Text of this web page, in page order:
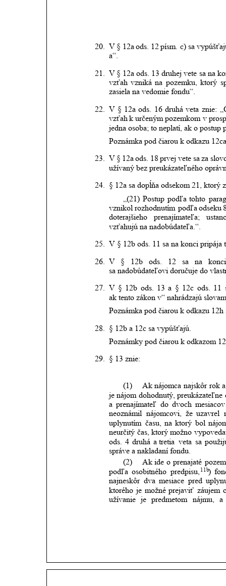
20. V § 12a ods. 12 písm. c) sa
a“.
21. V § 12a ods. 13 druhej vete sa na
vzťah vzniká na pozemku, ktorý
zasiela na vedomie fondu“.
22. V § 12a ods. 16 druhá veta znie:
vzťah k určeným pozemkom v
jedna osoba; to neplatí, ak o postup
Poznámka pod čiarou k odkazu
23. V § 12aods. 18 prvej vete sa za
užívaný bez preukázateľného
24.
§ 12a sa dopĺňa odsekom 21, ktorý
„(21) Postup podľa tohto
vznikol rozhodnutím podľa odseku
doterajšieho
prenajímateľa;
vzťahujú na nadobúdateľa.“.
25. V § 12b ods. 11 sa na konci pripája
26. V § 12b ods. 12 sa na
konci
sa nadobúdateľovi doručuje do
27. V § 12b ods. 13 a § 12c ods. 11
ak tento zákon v“ nahrádzajú
Poznámka pod čiarou k odkazu 12h
28.
§ 12b a 12c sa vypúšťajú.
Poznámky pod čiarou k odkazom
29. § 13 znie:
(1) Ak nájomca najskôr rok a
je nájom dohodnutý, preukázateľne
a prenajímateľ do dvoch mesiacov
neoznámil nájomcovi, že uzavrel
uplynutím času, na ktorý bol
neurčitý čas, ktorý možno
ods. 4 druhá a tretia veta sa
správe a nakladaní fondu.
(2)
Ak ide o prenajaté
podľa osobitného predpisu, 11b)
najneskôr dva mesiace pred
ktorého je možné prejaviť záujem
užívanie
je predmetom nájmu, a